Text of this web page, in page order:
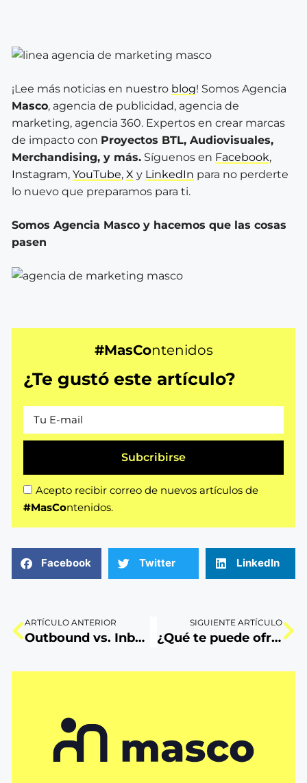
¡Lee más noticias en nuestro blog! Somos Agencia
Masco, agencia de publicidad, agencia de
marketing, agencia 360. Expertos en crear marcas
de impacto con Proyectos BTL, Audiovisuales,
Merchandising, y más. Síguenos en Facebook,
Instagram, YouTube, X y LinkedIn para no perderte
lo nuevo que preparamos para ti.
Somos Agencia Masco y hacemos que las cosas
pasen
#MasContenidos
¿Te gustó este artículo?
Acepto recibir correo de nuevos artículos de
#MasContenidos.
Subcribirse
Facebook Twitter LinkedIn
ARTÍCULO ANTERIOR
Outbound vs. Inbound Marketing: ¿Cuál es la más efectiva?
SIGUIENTE ARTÍCULO
¿Qué te puede ofrecer una agencia digital?